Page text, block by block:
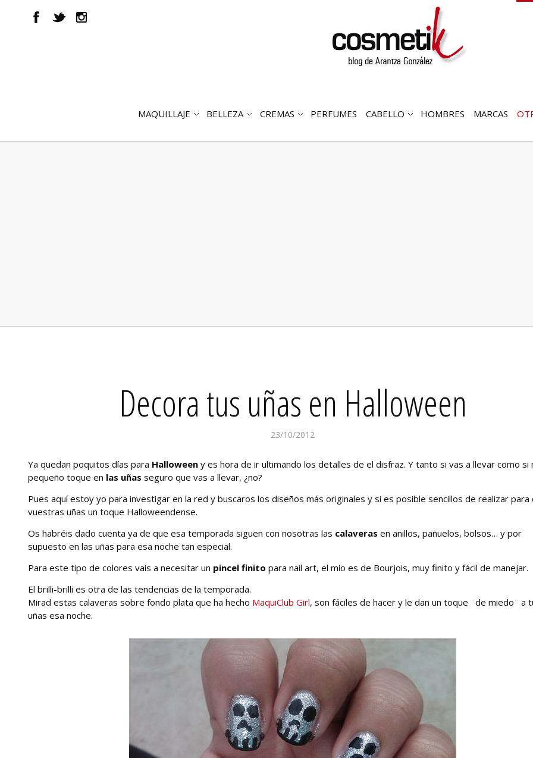
ABRIR
MAQUILLAJE
ABRIR
BELLEZA
ABRIR
CREMAS PERFUMES
ABRIR
CABELLO HOMBRES MARCAS
Decora tus uñas en Halloween
23/10/2012
Ya quedan poquitos días para Halloween y es hora de ir ultimando los detalles de el disfraz. Y tanto si vas a llevar como si
pequeño toque en las uñas seguro que vas a llevar, ¿no?
Pues aquí estoy yo para investigar en la red y buscaros los diseños más originales y si es posible sencillos de realizar para
vuestras uñas un toque Halloweendense.
Os habréis dado cuenta ya de que esa temporada siguen con nosotras las calaveras en anillos, pañuelos, bolsos… y por
supuesto en las uñas para esa noche tan especial.
Para este tipo de colores vais a necesitar un pincel finito para nail art, el mío es de Bourjois, muy finito y fácil de manejar.
El brilli-brilli es otra de las tendencias de la temporada.
Mirad estas calaveras sobre fondo plata que ha hecho MaquiClub Girl, son fáciles de hacer y le dan un toque ¨de miedo¨ a
uñas esa noche.